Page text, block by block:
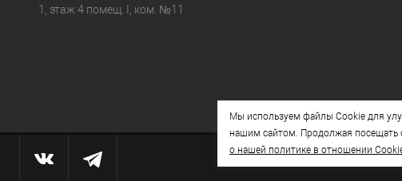
1, этаж 4 помещ. I, ком. №11
Мы используем файлы Cookie для
нашим сайтом. Продолжая посещать
о нашей политике в отношении